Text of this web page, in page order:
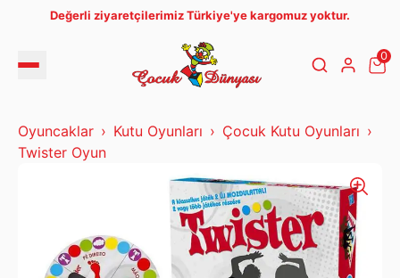
Değerli ziyaretçilerimiz Türkiye'ye kargomuz yoktur.
0
Oyuncaklar Kutu Oyunları
Çocuk Kutu Oyunları
Twister Oyun